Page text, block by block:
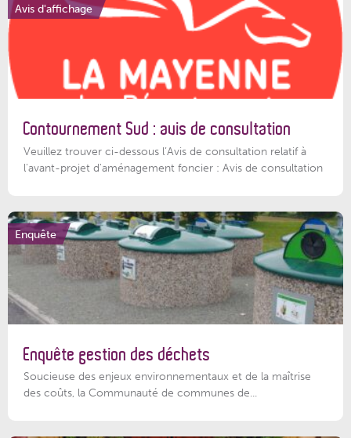
Avis d'affichage
Contournement Sud : avis de consultation
Veuillez trouver ci-dessous l’Avis de consultation relatif à
l'avant-projet d'aménagement foncier : Avis de consultation
Enquête
Enquête gestion des déchets
Soucieuse des enjeux environnementaux et de la maîtrise
des coûts, la Communauté de communes de...